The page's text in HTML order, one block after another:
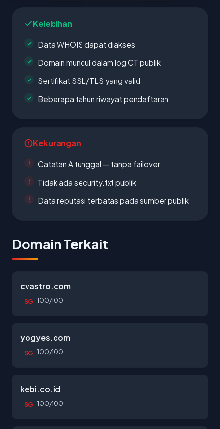
Kelebihan
Data WHOIS dapat diakses
Domain muncul dalam log CT publik
Sertifikat SSL/TLS yang valid
Beberapa tahun riwayat pendaftaran
Kekurangan
Catatan A tunggal — tanpa failover
Tidak ada security.txt publik
Data reputasi terbatas pada sumber publik
Domain Terkait
cvastro.com
SG 100/100
yogyes.com
SG 100/100
kebi.co.id
SG 100/100